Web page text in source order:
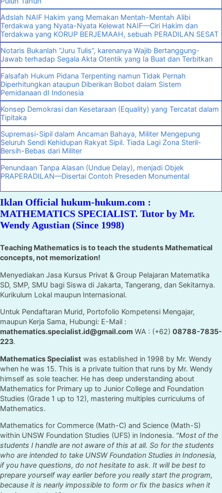
Adslah NAIF Hakim yang Memakan Mentah-Mentah Alibi
Terdakwa yang Nyata-Nyata Kelewat NAIF—Ciri Hakim dan
Terdakwa yang KORUP BERJEMAAH, sebuah PERADILAN SESAT
Notaris Bukanlah “Juru Tulis”, karenanya Wajib Bertanggung-
Jawab terhadap Segala Akta Otentik yang Ia Buat dan Terbitkan
Falsafah Hukum Pidana Terpenting namun Tidak Pernah
Diperhitungkan ataupun Diberikan Bobot dalam Sistem
Pemidanaan dI Indonesia
Konsep Demokrasi dan Kesetaraan (Equality) yang Tercatat dalam
Tipitaka
Supremasi-Sipil dalam Ancaman Bahaya, Militer Mengepung
Seluruh Sendi Kehidupan Rakyat Sipil. Tiada Lagi Zona Steril-
Bersih-Bebas dari Militer
Penundaan Tanpa Alasan (Undue Delay), menjadi Objek
PRAPERADILAN—Disertai Contoh Preseden Monumental
Iklan Official hukum-hukum.com :
MATHEMATICS SPECIALIST. Tutor by Mr.
Wendy Agustian (Since 1998)
Teaching Mathematics is to teach the students Mathematical
concepts, not memorization!
Menyediakan Jasa Kursus Privat & Group Pelajaran Matematika
SD, SMP, SMU bagi Siswa di Jakarta, Tangerang, dan Sekitarnya.
Kurikulum Lokal maupun Internasional.
Untuk Pendaftaran Murid, Portofolio Kompetensi Mengajar,
maupun Kerja Sama, Hubungi: E-Mail :
mathematics.specialist.id@gmail.com WA : (+62) 08788-7835-
223.
Mathematics Specialist was established in 1998 by Mr. Wendy
when he was 15. This is a private tuition that runs by Mr. Wendy
himself as sole teacher. He has deep understanding about
Mathematics for Primary up to Junior College and Foundation
Studies (Grade 1 up to 12), mastering multiples curriculums of
Mathematics.
Mathematics for Commerce (Math-C) and Science (Math-S)
within UNSW Foundation Studies (UFS) in Indonesia. "Most of the
students I handle are not aware of this at all. So for the students
who are intended to take UNSW Foundation Studies in Indonesia,
if you have questions, do not hesitate to ask. It will be best to
prepare yourself way earlier before you really start the program,
because it is nearly impossible to form or fix the basics when it